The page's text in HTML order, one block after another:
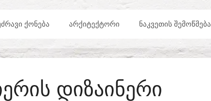
ᲥᲝᲜᲔᲑᲐ ᲐᲠᲥᲘᲢᲔᲥᲢᲝᲠᲘ ᲜᲐᲙᲕᲔᲗᲘᲡ ᲨᲔᲛᲝᲬᲛᲔᲑᲐ
ᲓᲘᲖᲐᲘᲜᲔᲠᲘ